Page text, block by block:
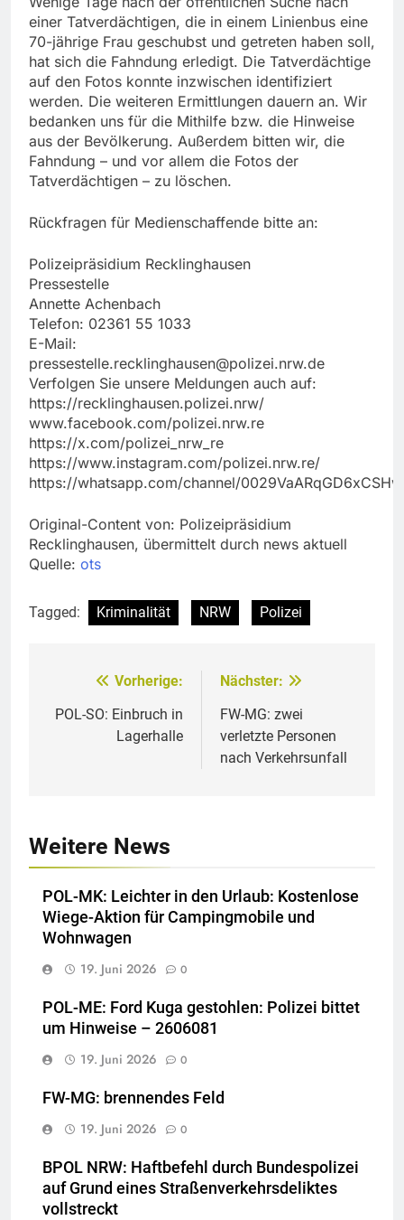
einer Tatverdächtigen, die in einem Linienbus eine
70-jährige Frau geschubst und getreten haben soll,
hat sich die Fahndung erledigt. Die Tatverdächtige
auf den Fotos konnte inzwischen identifiziert
werden. Die weiteren Ermittlungen dauern an. Wir
bedanken uns für die Mithilfe bzw. die Hinweise
aus der Bevölkerung. Außerdem bitten wir, die
Fahndung – und vor allem die Fotos der
Tatverdächtigen – zu löschen.
Rückfragen für Medienschaffende bitte an:
Polizeipräsidium Recklinghausen
Pressestelle
Annette Achenbach
Telefon: 02361 55 1033
E-Mail:
pressestelle.recklinghausen@polizei.nrw.de
Verfolgen Sie unsere Meldungen auch auf:
https://recklinghausen.polizei.nrw/
www.facebook.com/polizei.nrw.re
https://x.com/polizei_nrw_re
https://www.instagram.com/polizei.nrw.re/
https://whatsapp.com/channel/
Original-Content von: Polizeipräsidium
Recklinghausen, übermittelt durch news aktuell
Quelle: ots
Tagged: Kriminalität NRW Polizei
Beitragsnavigation
Vorherige:
POL-SO: Einbruch in
Lagerhalle
Nächster:
FW-MG: zwei
verletzte Personen
nach Verkehrsunfall
Weitere News
POL-MK: Leichter in den Urlaub: Kostenlose
Wiege-Aktion für Campingmobile und
Wohnwagen
19. Juni 2026
0
POL-ME: Ford Kuga gestohlen: Polizei bittet
um Hinweise – 2606081
19. Juni 2026
0
FW-MG: brennendes Feld
19. Juni 2026
0
BPOL NRW: Haftbefehl durch Bundespolizei
auf Grund eines Straßenverkehrsdeliktes
vollstreckt